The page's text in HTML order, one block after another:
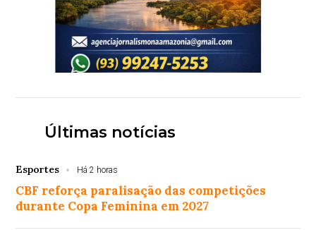
Últimas notícias
Esportes Há 2 horas
CBF reforça paralisação das competições
durante Copa Feminina em 2027